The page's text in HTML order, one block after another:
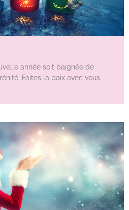
année soit baignée de
Faites la paix avec vous